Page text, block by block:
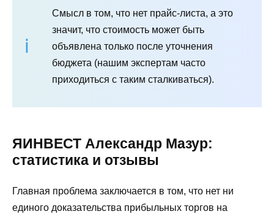
Смысл в том, что нет прайс-листа, а это
значит, что стоимость может быть
объявлена только после уточнения
бюджета (нашим экспертам часто
приходиться с таким сталкиваться).
ЯИНВЕСТ Александр Мазур:
статистика и отзывы
Главная проблема заключается в том, что нет ни
единого доказательства прибыльных торгов на